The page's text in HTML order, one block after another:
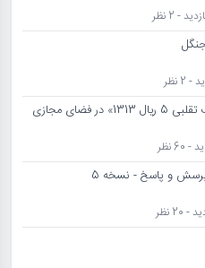
هشدار؛ مراقب «سکه ضرب تقلبی 5 ریال 1313» در فضای مجازی
و پاسخ - نسخه 5